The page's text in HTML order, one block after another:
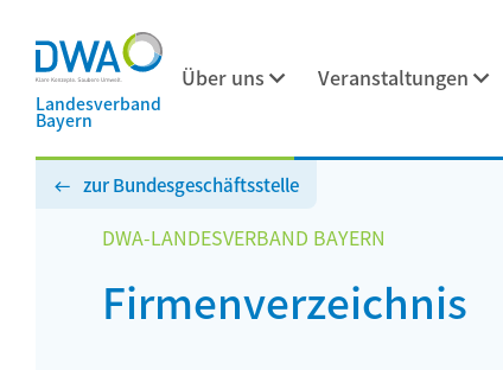
Landesverband
Bayern
Über uns Veranstaltungen
zur Bundesgeschäftsstelle
DWA-LANDESVERBAND BAYERN
Firmenverzeichnis